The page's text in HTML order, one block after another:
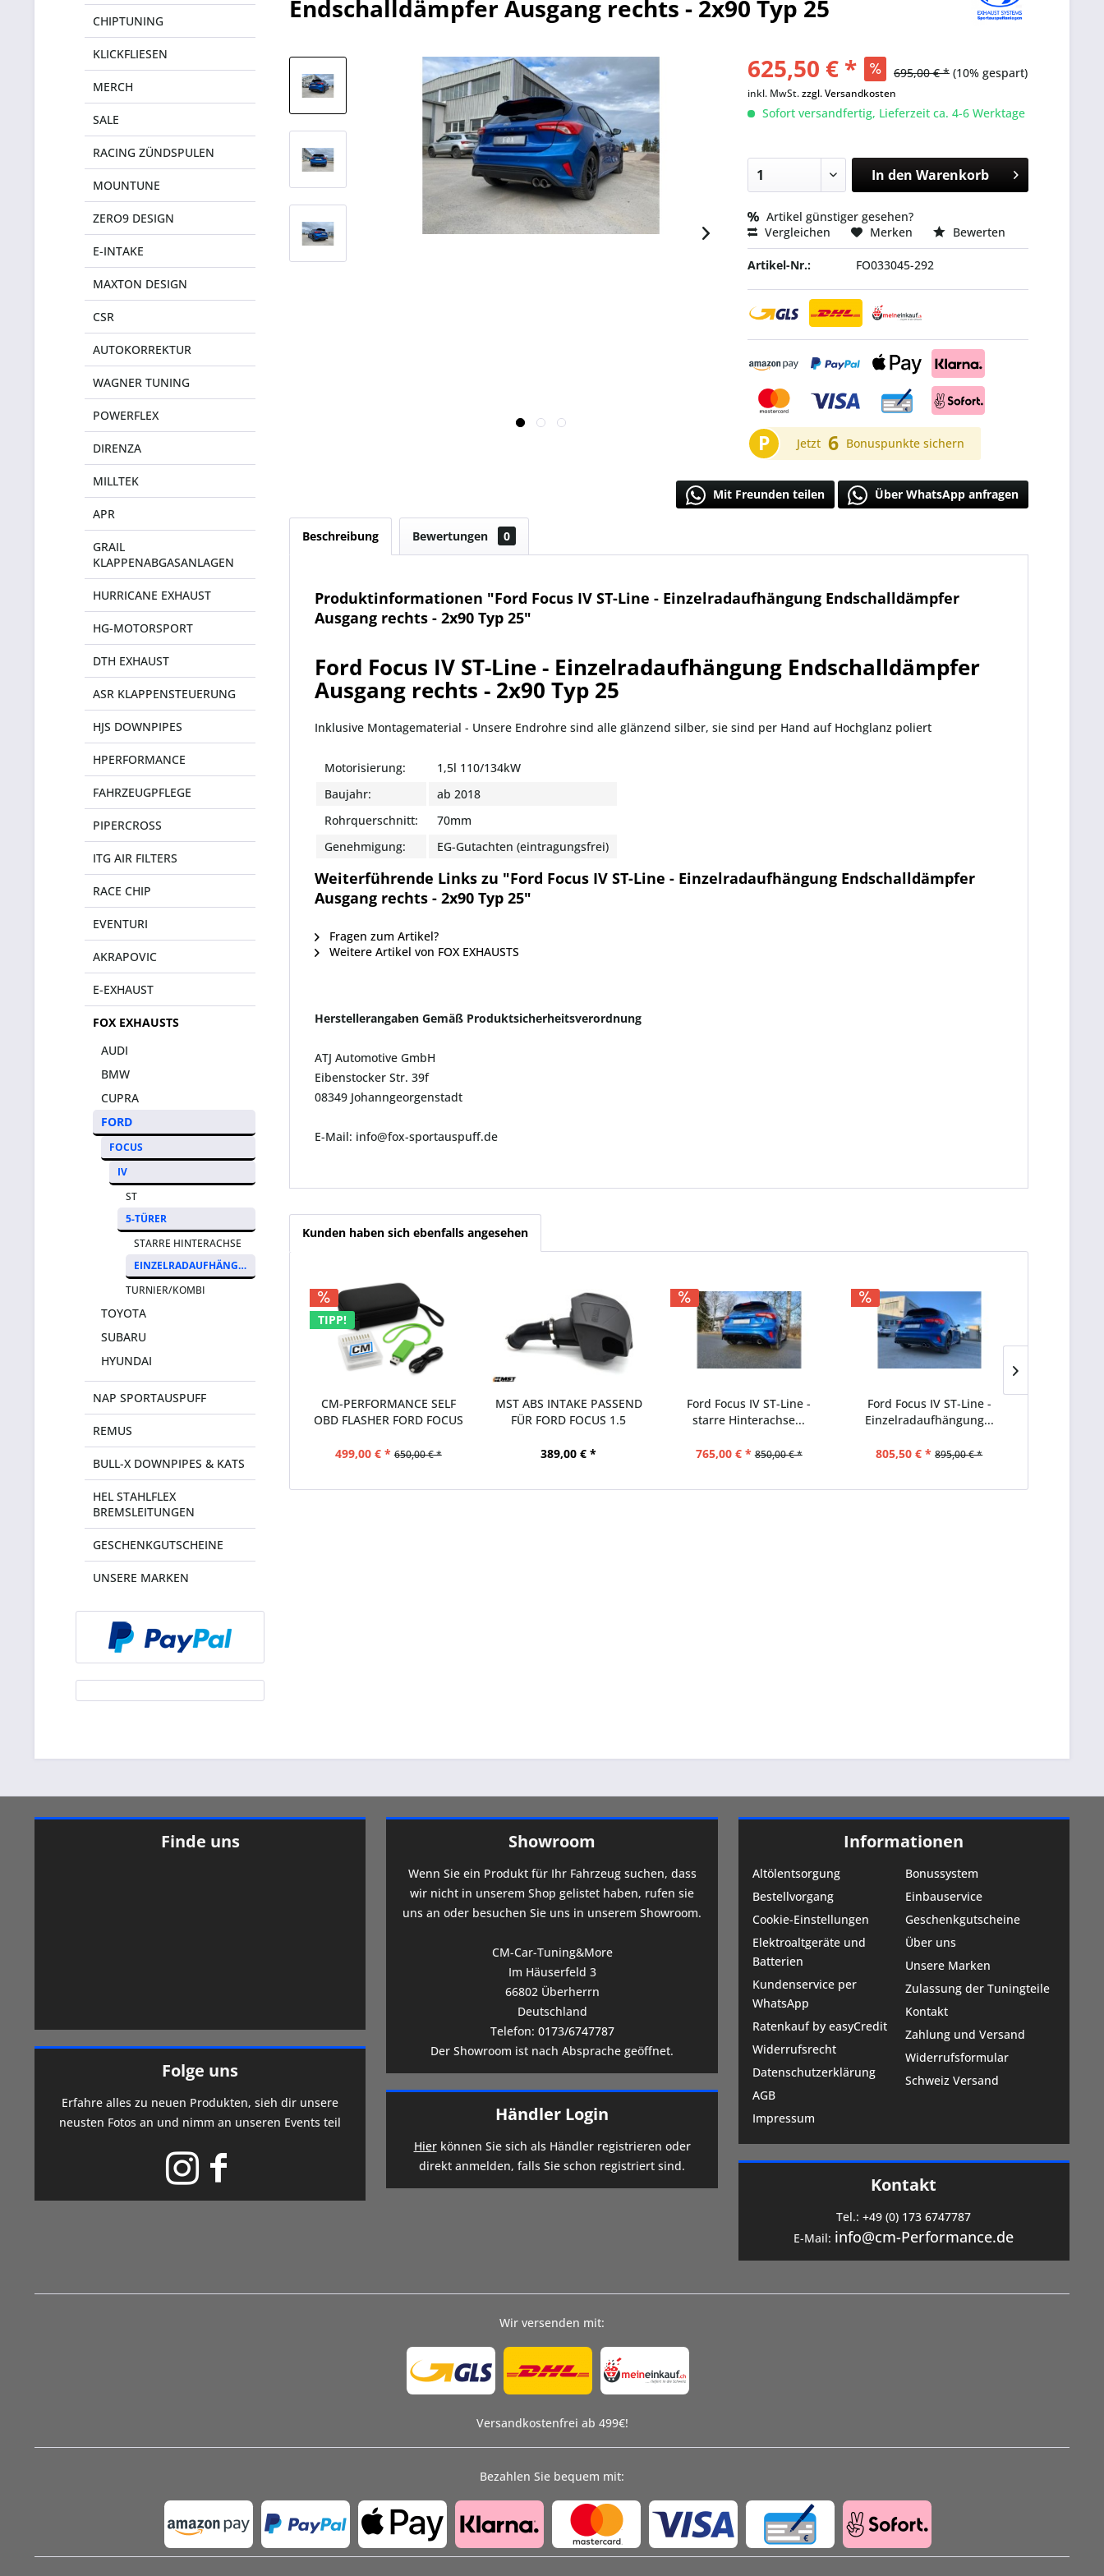
CHIPTUNING
KLICKFLIESEN
MERCH
SALE
RACING ZÜNDSPULEN
MOUNTUNE
ZERO9 DESIGN
E-INTAKE
MAXTON DESIGN
CSR
AUTOKORREKTUR
WAGNER TUNING
POWERFLEX
DIRENZA
MILLTEK
APR
GRAIL
KLAPPENABGASANLAGEN
HURRICANE EXHAUST
HG-MOTORSPORT
DTH EXHAUST
ASR KLAPPENSTEUERUNG
HJS DOWNPIPES
HPERFORMANCE
FAHRZEUGPFLEGE
PIPERCROSS
ITG AIR FILTERS
RACE CHIP
EVENTURI
AKRAPOVIC
E-EXHAUST
FOX EXHAUSTS
AUDI
BMW
CUPRA
FORD
FOCUS
IV
ST
5-TÜRER
STARRE HINTERACHSE
EINZELRADAUFHÄNGUNG
TURNIER/KOMBI
TOYOTA
SUBARU
HYUNDAI
NAP SPORTAUSPUFF
REMUS
BULL-X DOWNPIPES & KATS
HEL STAHLFLEX
BREMSLEITUNGEN
GESCHENKGUTSCHEINE
UNSERE MARKEN
Endschalldämpfer Ausgang rechts - 2x90 Typ 25
625,50 € *
695,00 € * (10% gespart)
inkl. MwSt.zzgl. Versandkosten
Sofort versandfertig, Lieferzeit ca. 4-6 Werktage
In den Warenkorb
Artikel günstiger gesehen?
Vergleichen
Merken Bewerten
Artikel-Nr.: FO033045-292
P Jetzt 6 Bonuspunkte sichern
Mit Freunden teilen Über WhatsApp anfragen
Beschreibung Bewertungen 0
Produktinformationen "Ford Focus IV ST-Line - Einzelradaufhängung Endschalldämpfer
Ausgang rechts - 2x90 Typ 25"
Ford Focus IV ST-Line - Einzelradaufhängung Endschalldämpfer
Ausgang rechts - 2x90 Typ 25
Inklusive Montagematerial - Unsere Endrohre sind alle glänzend silber, sie sind per Hand auf Hochglanz poliert
Motorisierung:
1,5l 110/134kW
Baujahr:
ab 2018
Rohrquerschnitt:
70mm
Genehmigung:
EG-Gutachten (eintragungsfrei)
Weiterführende Links zu "Ford Focus IV ST-Line - Einzelradaufhängung Endschalldämpfer
Ausgang rechts - 2x90 Typ 25"
Fragen zum Artikel?
Weitere Artikel von FOX EXHAUSTS
Herstellerangaben Gemäß Produktsicherheitsverordnung
ATJ Automotive GmbH
Eibenstocker Str. 39f
08349 Johanngeorgenstadt
E-Mail: info@fox-sportauspuff.de
Kunden haben sich ebenfalls angesehen
TIPP!
CM-PERFORMANCE SELF
OBD FLASHER FORD FOCUS
499,00 € * 650,00 € *
MST ABS INTAKE PASSEND
FÜR FORD FOCUS 1.5
389,00 € *
Ford Focus IV ST-Line -
starre Hinterachse...
765,00 € * 850,00 € *
Ford Focus IV ST-Line -
Einzelradaufhängung...
805,50 € * 895,00 € *
Finde uns
Folge uns
Erfahre alles zu neuen Produkten, sieh dir unsere
neusten Fotos an und nimm an unseren Events teil
Showroom
Wenn Sie ein Produkt für Ihr Fahrzeug suchen, dass
wir nicht in unserem Shop gelistet haben, rufen sie
uns an oder besuchen Sie uns in unserem Showroom.
CM-Car-Tuning&More
Im Häuserfeld 3
66802 Überherrn
Deutschland
Telefon: 0173/6747787
Der Showroom ist nach Absprache geöffnet.
Händler Login
Hierkönnen Sie sich als Händler registrieren oder
direkt anmelden, falls Sie schon registriert sind.
Informationen
Altölentsorgung
Bestellvorgang
Cookie-Einstellungen
Elektroaltgeräte und
Batterien
Kundenservice per
WhatsApp
Ratenkauf by easyCredit
Widerrufsrecht
Datenschutzerklärung
AGB
Impressum
Bonussystem
Einbauservice
Geschenkgutscheine
Über uns
Unsere Marken
Zulassung der Tuningteile
Kontakt
Zahlung und Versand
Widerrufsformular
Schweiz Versand
Kontakt
Tel.:+49 (0) 173 6747787
E-Mail: info@cm-Performance.de
Wir versenden mit:
Versandkostenfrei ab 499€!
Bezahlen Sie bequem mit: